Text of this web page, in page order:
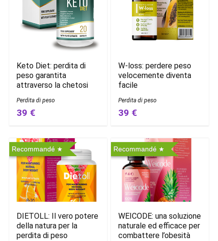
Keto Diet: perdita di
peso garantita
attraverso la chetosi
Perdita di peso
39 €
W-loss: perdere peso
velocemente diventa
facile
Perdita di peso
39 €
Recommandé
DIETOLL: Il vero potere
della natura per la
perdita di peso
Recommandé
WEICODE: una soluzione
naturale ed efficace per
combattere l’obesità